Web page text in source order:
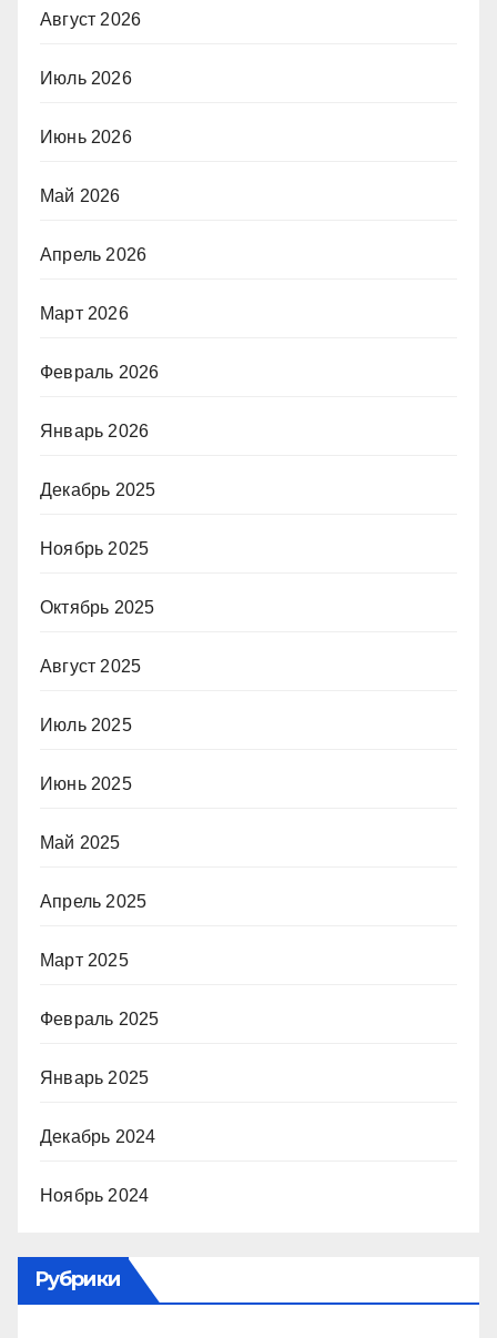
Август 2026
Июль 2026
Июнь 2026
Май 2026
Апрель 2026
Март 2026
Февраль 2026
Январь 2026
Декабрь 2025
Ноябрь 2025
Октябрь 2025
Август 2025
Июль 2025
Июнь 2025
Май 2025
Апрель 2025
Март 2025
Февраль 2025
Январь 2025
Декабрь 2024
Ноябрь 2024
Рубрики